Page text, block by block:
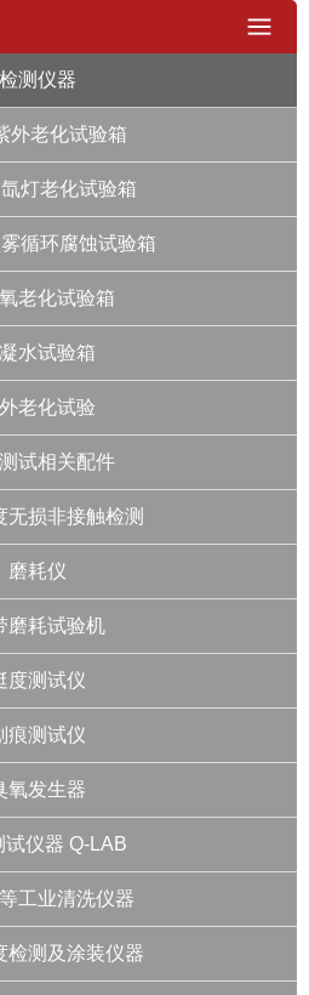
检测仪器
外老化试验箱
灯老化试验箱
循环腐蚀试验箱
老化试验箱
水试验箱
老化试验
试相关配件
无损非接触检测
磨耗仪
磨耗试验机
度测试仪
痕测试仪
氧发生器
试仪器 Q-LAB
工业清洗仪器
检测及涂装仪器